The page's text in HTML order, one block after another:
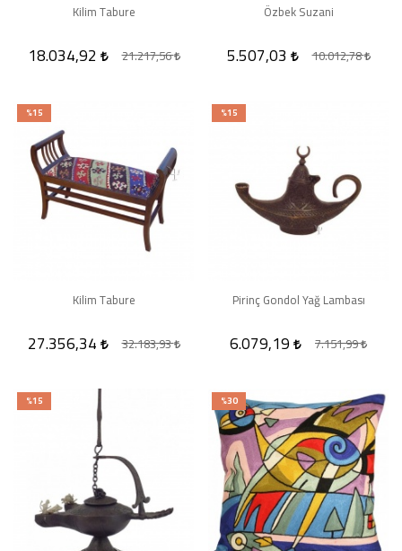
Kilim Tabure
18.034,92 21.217,56
Özbek Suzani
5.507,03 10.012,78
Kilim Tabure
%15
27.356,34 32.183,93
Pirinç Gondol Yağ Lambası
%15
6.079,19 7.151,99
%15 %30